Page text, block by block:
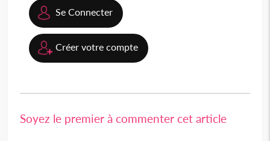
Se Connecter
Créer votre compte
Soyez le premier à commenter cet article